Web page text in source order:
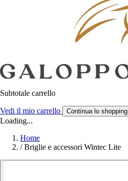
Subtotale carrello
Vedi il mio carrello Continua lo shopping
Loading...
Home
/ Briglie e accessori Wintec Lite